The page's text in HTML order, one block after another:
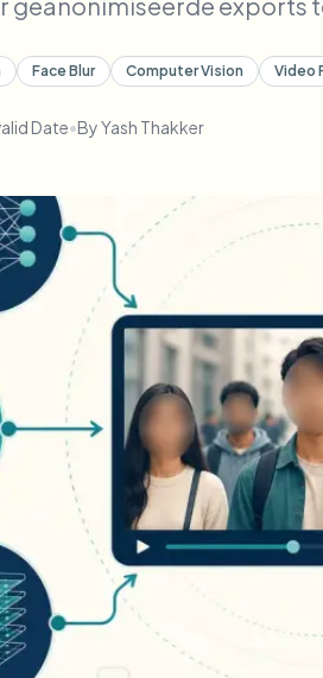
Face Blur Computer Vision Video
Date•ByYash Thakker